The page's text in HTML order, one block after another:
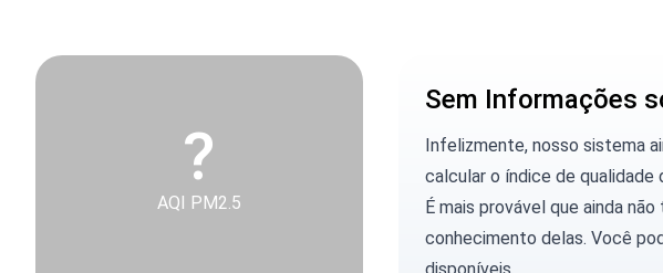
?
AQI PM2.5
Sem Informações
Infelizmente, nosso sistema
calcular o índice de qualidade
É mais provável que ainda
conhecimento delas. Você